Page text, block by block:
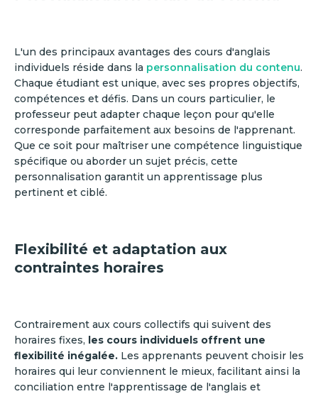
L'un des principaux avantages des cours d'anglais
individuels réside dans la personnalisation du contenu.
Chaque étudiant est unique, avec ses propres objectifs,
compétences et défis. Dans un cours particulier, le
professeur peut adapter chaque leçon pour qu'elle
corresponde parfaitement aux besoins de l'apprenant.
Que ce soit pour maîtriser une compétence linguistique
spécifique ou aborder un sujet précis, cette
personnalisation garantit un apprentissage plus
pertinent et ciblé.
Flexibilité et adaptation aux
contraintes horaires
Contrairement aux cours collectifs qui suivent des
horaires fixes, les cours individuels offrent une
flexibilité inégalée. Les apprenants peuvent choisir les
horaires qui leur conviennent le mieux, facilitant ainsi la
conciliation entre l'apprentissage de l'anglais et